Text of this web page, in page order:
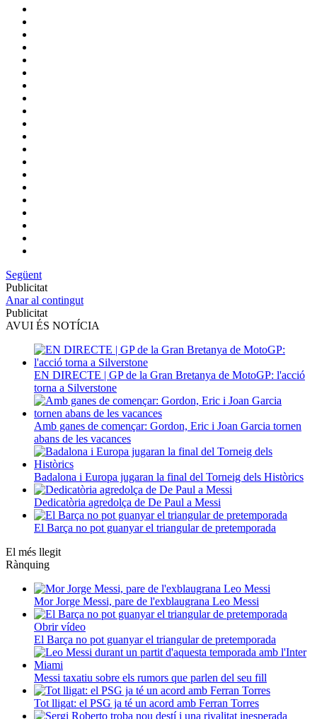
Següent
Publicitat
Anar al contingut
Publicitat
AVUI ÉS NOTÍCIA
EN DIRECTE | GP de la Gran Bretanya de MotoGP: l'acció
torna a Silverstone
Amb ganes de començar: Gordon, Eric i Joan Garcia tornen
abans de les vacances
Badalona i Europa jugaran la final del Torneig dels Històrics
Dedicatòria agredolça de De Paul a Messi
El Barça no pot guanyar el triangular de pretemporada
El més llegit
Rànquing
Mor Jorge Messi, pare de l'exblaugrana Leo Messi
Obrir vídeo
El Barça no pot guanyar el triangular de pretemporada
Messi taxatiu sobre els rumors que parlen del seu fill
Tot lligat: el PSG ja té un acord amb Ferran Torres